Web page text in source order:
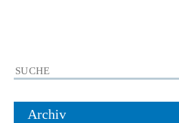
Archiv